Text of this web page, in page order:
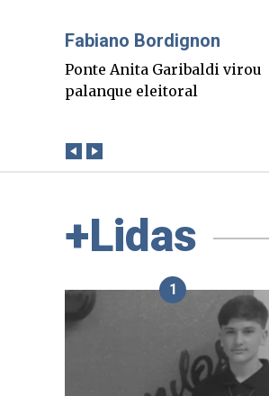
Misael Elias
O Boato corre mais rápido
que a verdade. Mas quem
+Lidas
1